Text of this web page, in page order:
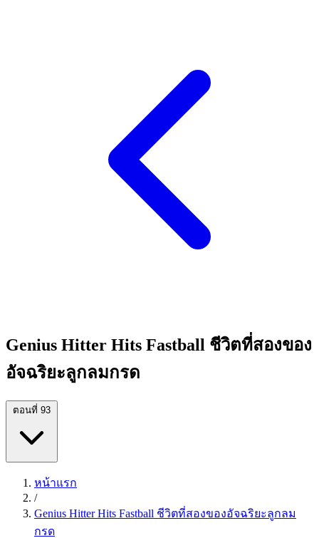
Genius Hitter Hits Fastball ชีวิตที่สองของ
อัจฉริยะลูกลมกรด
ตอนที่ 93
หน้าแรก
/
Genius Hitter Hits Fastball ชีวิตที่สองของอัจฉริยะลูกลม
กรด